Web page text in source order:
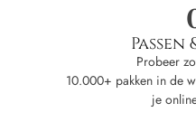
Passen
Probeer
10.000+ pakken in de
je